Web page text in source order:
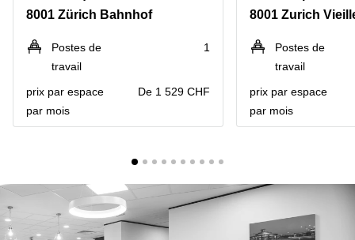
Genève
Coworking
Coworking
Basel
Coworking
Neuchâtel
Coworking
Rue de
1
Genève
Place
Fusterie
Corraterie
5 Genève
8001 Zürich Bahnhof
Postes de
travail
1
prix par espace
par mois
De 1 529 CHF
8001 Zurich
Postes de
travail
prix par espace
par mois